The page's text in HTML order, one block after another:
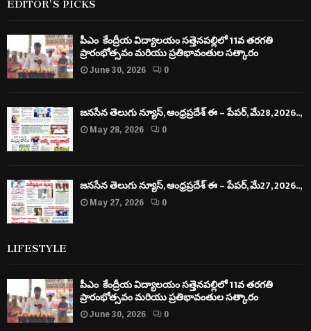
పీఎం కేంద్రీయ విద్యాలయం సత్తెనపల్లిలో 11వ తరగతి
ప్రారంభోత్సవం మరియు ప్రతిభావంతుల సత్కారం
June 30, 2026
0
జనసేన తెలుగు న్యూస్, ఆంధ్రప్రదేశ్ ఈ – పేపర్, మే28, 2026..,
May 28, 2026
0
జనసేన తెలుగు న్యూస్, ఆంధ్రప్రదేశ్ ఈ – పేపర్, మే27, 2026..,
May 27, 2026
0
LIFESTYLE
పీఎం కేంద్రీయ విద్యాలయం సత్తెనపల్లిలో 11వ తరగతి
ప్రారంభోత్సవం మరియు ప్రతిభావంతుల సత్కారం
June 30, 2026
0